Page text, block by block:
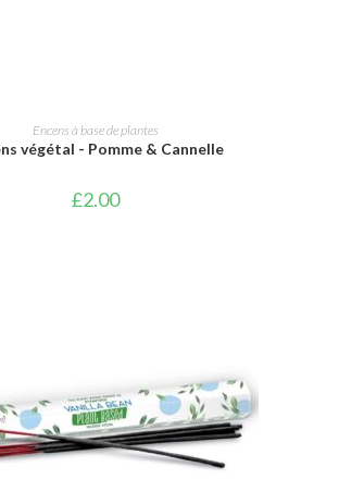
AJOUTER AU PANIER
Encens à base de plantes
végétal - Pomme & Cannelle
£2.00